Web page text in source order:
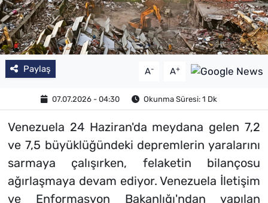
Paylaş A- A+
07.07.2026 - 04:30 Okunma Süresi: 1 Dk
Venezuela 24 Haziran'da meydana gelen 7,2
ve 7,5 büyüklüğündeki depremlerin yaralarını
sarmaya çalışırken, felaketin bilançosu
ağırlaşmaya devam ediyor. Venezuela İletişim
ve Enformasyon Bakanlığı'ndan yapılan